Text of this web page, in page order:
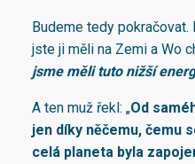
Budeme tedy
jste ji měli na Zemi a Wo
jsme měli tuto nižší
A ten muž řekl: „Od
jen díky něčemu, čemu
celá planeta byla